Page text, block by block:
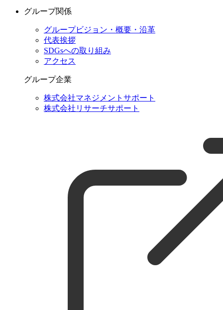
グループ関係
グループビジョン・概要・沿革
代表挨拶
SDGsへの取り組み
アクセス
グループ企業
株式会社マネジメントサポート
株式会社リサーチサポート